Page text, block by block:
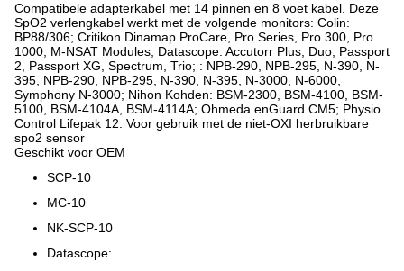
Compatibele adapterkabel met 14 pinnen en 8 voet kabel. Deze
SpO2 verlengkabel werkt met de volgende monitors: Colin:
BP88/306; Critikon Dinamap ProCare, Pro Series, Pro 300, Pro
1000, M-NSAT Modules; Datascope: Accutorr Plus, Duo, Passport
2, Passport XG, Spectrum, Trio; : NPB-290, NPB-295, N-390, N-
395, NPB-290, NPB-295, N-390, N-395, N-3000, N-6000,
Symphony N-3000; Nihon Kohden: BSM-2300, BSM-4100, BSM-
5100, BSM-4104A, BSM-4114A; Ohmeda enGuard CM5; Physio
Control Lifepak 12. Voor gebruik met de niet-OXI herbruikbare
spo2 sensor
Geschikt voor OEM
SCP-10
MC-10
NK-SCP-10
Datascope: